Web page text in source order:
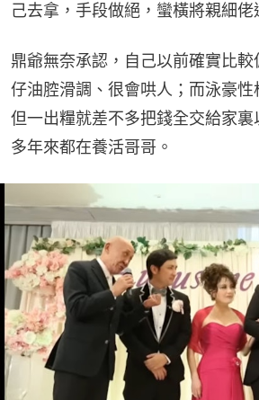
己去拿，手段做絕，蠻橫將親細佬
鼎爺無奈承認，自己以前確實比
仔油腔滑調、很會哄人；而泳豪性
但一出糧就差不多把錢全交給家裏
多年來都在養活哥哥。